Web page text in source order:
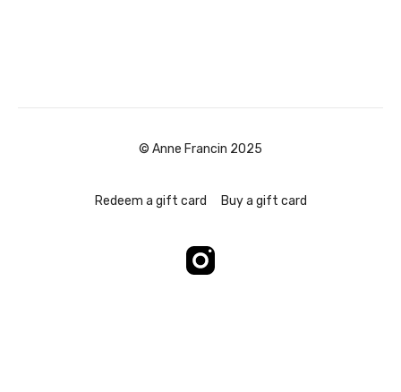
© Anne Francin 2025
Redeem a gift card Buy a gift card